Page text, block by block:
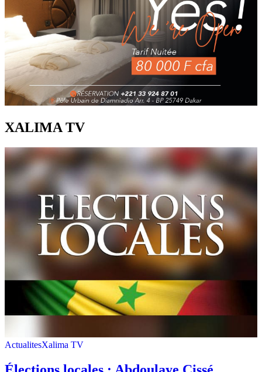
XALIMA TV
ActualitesXalima TV